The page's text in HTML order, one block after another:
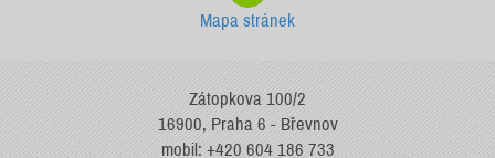
Mapa stránek
Zátopkova 100/2
16900, Praha 6 - Břevnov
mobil: +420 604 186 733